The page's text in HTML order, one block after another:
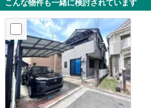
こんな物件も一緒に検討されています